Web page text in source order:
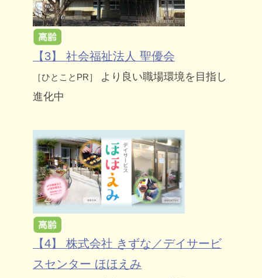
【3】 社会福祉法人 聖優会
［ひとことPR］
より良い職場環境を目指し
進化中
【4】 株式会社 きずな／デイサービ
スセンター ほほえみ